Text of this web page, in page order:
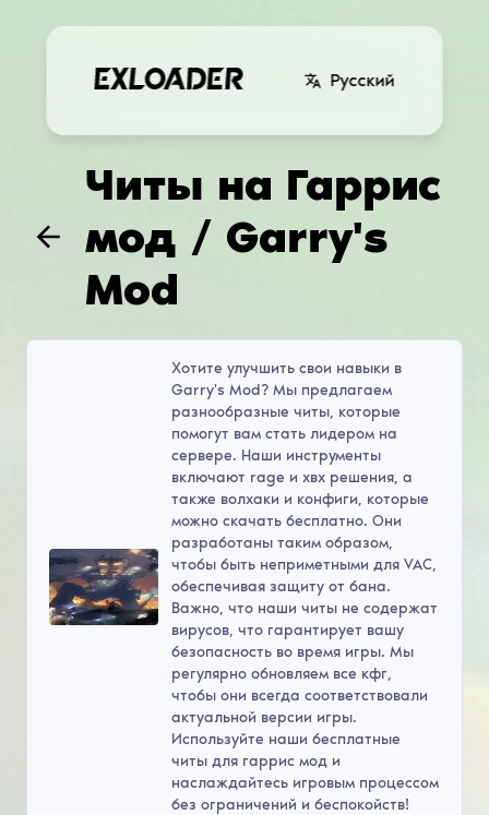
Русский
Читы на Гаррис
мод / Garry's
Mod
Хотите улучшить свои навыки в
Garry's Mod? Мы предлагаем
разнообразные читы, которые
помогут вам стать лидером на
сервере. Наши инструменты
включают rage и хвх решения, а
также волхаки и конфиги, которые
можно скачать бесплатно. Они
разработаны таким образом,
чтобы быть неприметными для VAC,
обеспечивая защиту от бана.
Важно, что наши читы не содержат
вирусов, что гарантирует вашу
безопасность во время игры. Мы
регулярно обновляем все кфг,
чтобы они всегда соответствовали
актуальной версии игры.
Используйте наши бесплатные
читы для гаррис мод и
наслаждайтесь игровым процессом
без ограничений и беспокойств!